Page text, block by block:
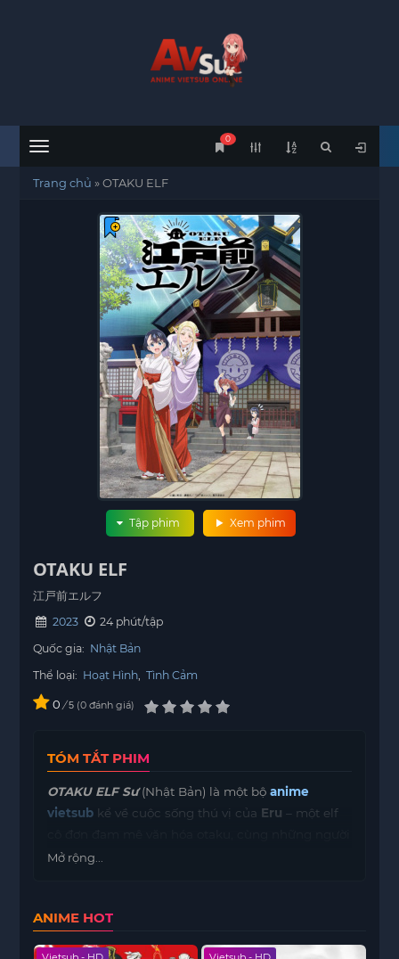
Menu
0
Trang chủ »OTAKU ELF
Xem phim
Tập phim
OTAKU ELF
江戸前エルフ
2023
24 phút/tập
Quốc gia: Nhật Bản
Thể loại: Hoạt Hình, Tình Cảm
0 / 5 0 đánh giá
TÓM TẮT PHIM
OTAKU ELF Sư(Nhật Bản) là một bộanime
vietsub kể về cuộc sống thú vị của Eru – một elf
bạn xung quanh cô. Trong thế giới hiện đại đầy
đam mê và cá tính riêng biệt.
Phim mang đến sự kết hợp hài hòa giữa yếu tố
Mở rộng...
ANIME HOT